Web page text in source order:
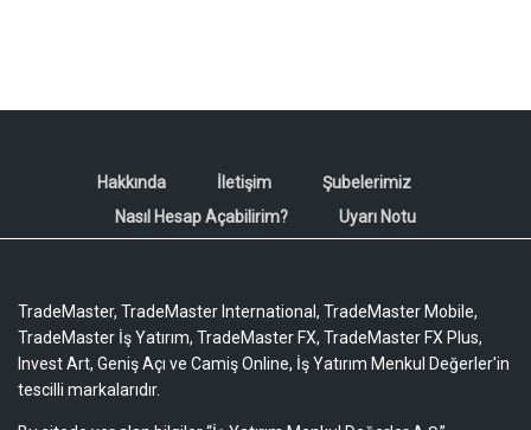
Hakkında İletişim
Şubelerimiz
Nasıl Hesap Açabilirim?
Uyarı Notu
TradeMaster, TradeMaster International, TradeMaster Mobile,
TradeMaster İş Yatırım, TradeMaster FX, TradeMaster FX Plus,
Invest Art, Geniş Açı ve Camiş Online, İş Yatırım Menkul Değerler'in
tescilli markalarıdır.